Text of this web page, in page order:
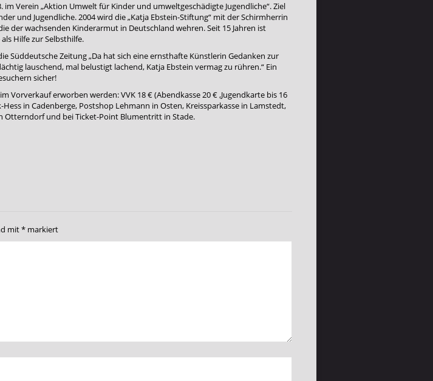
Verein „Aktion Umwelt für Kinder und umweltgeschädigte Jugendliche“. Ziel
und Jugendliche. 2004 wird die „Katja Ebstein-Stiftung“ mit der Schirmherrin
der wachsenden Kinderarmut in Deutschland wehren. Seit 15 Jahren ist
Hilfe zur Selbsthilfe.
Süddeutsche Zeitung „Da hat sich eine ernsthafte Künstlerin Gedanken zur
lauschend, mal belustigt lachend, Katja Ebstein vermag zu rühren.“ Ein
sicher!
Vorverkauf erworben werden: VVK 18 € (Abendkasse 20 € ,Jugendkarte bis 16
in Cadenberge, Postshop Lehmann in Osten, Kreissparkasse in Lamstedt,
Otterndorf und bei Ticket-Point Blumentritt in Stade.
mit* markiert